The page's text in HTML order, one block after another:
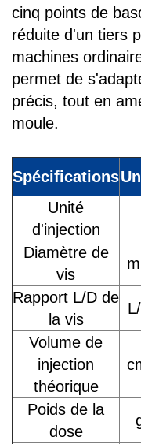
cinq points de
réduite d'un tiers
machines
permet de
précis, tout en
moule.
Spécifications
Unité
d'injection
Diamètre de
vis
Rapport L/D de
la vis
Volume de
injection
théorique
Poids de la
dose